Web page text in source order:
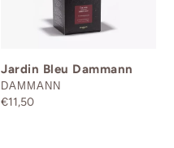
Jardin Bleu Dammann
DISTRIBUTEUR
DAMMANN
Prix
€11,50